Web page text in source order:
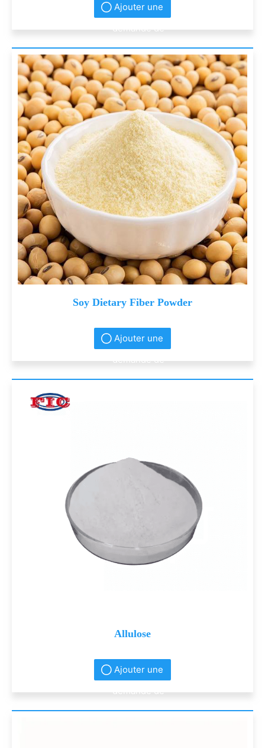
Ajouter une
demande de
renseignement
s
Soy Dietary Fiber Powder
Ajouter une
demande de
renseignement
Allulose
Ajouter une
demande de
renseignement